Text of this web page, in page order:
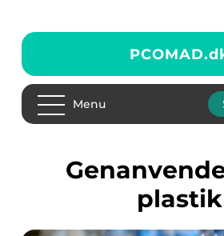
PCOMAD.
Menu
genanvendelse af
plastik